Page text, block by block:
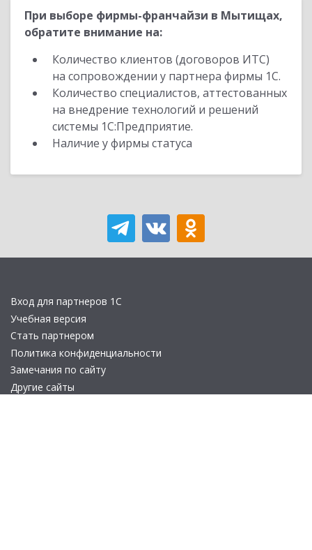
При выборе фирмы-франчайзи в Мытищах,
обратите внимание на:
Количество клиентов (договоров ИТС)
на сопровождении у партнера фирмы 1С.
Количество специалистов, аттестованных
на внедрение технологий и решений
системы 1С:Предприятие.
Наличие у фирмы статуса
Вход для партнеров 1С
Учебная версия
Стать партнером
Политика конфиденциальности
Замечания по сайту
Другие сайты